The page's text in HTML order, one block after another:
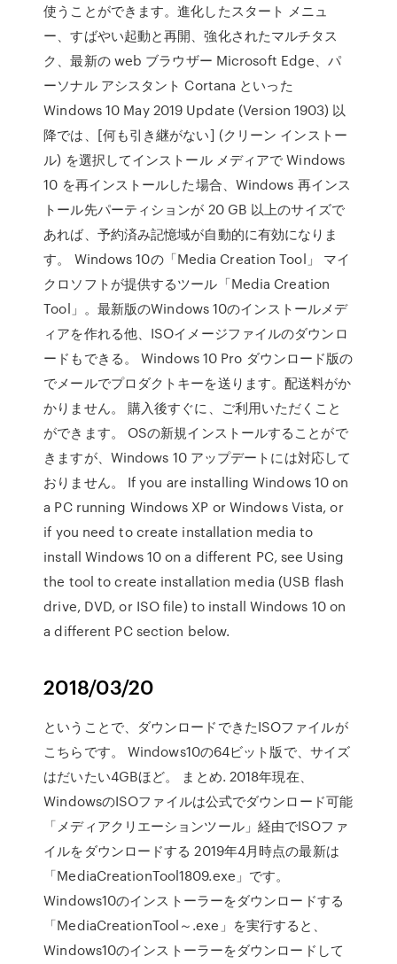
使うことができます。進化したスタート メニュ
ー、すばやい起動と再開、強化されたマルチタス
ク、最新の web ブラウザー Microsoft Edge、パ
ーソナル アシスタント Cortana といった
Windows 10 May 2019 Update (Version 1903) 以
降では、[何も引き継がない] (クリーン インストー
ル) を選択してインストール メディアで Windows
10 を再インストールした場合、Windows 再インス
トール先パーティションが 20 GB 以上のサイズで
あれば、予約済み記憶域が自動的に有効になりま
す。 Windows 10の「Media Creation Tool」 マイ
クロソフトが提供するツール「Media Creation
Tool」。最新版のWindows 10のインストールメデ
ィアを作れる他、ISOイメージファイルのダウンロ
ードもできる。 Windows 10 Pro ダウンロード版の
でメールでプロダクトキーを送ります。配送料がか
かりません。 購入後すぐに、ご利用いただくこと
ができます。 OSの新規インストールすることがで
きますが、Windows 10 アップデートには対応して
おりません。 If you are installing Windows 10 on
a PC running Windows XP or Windows Vista, or
if you need to create installation media to
install Windows 10 on a different PC, see Using
the tool to create installation media (USB flash
drive, DVD, or ISO file) to install Windows 10 on
a different PC section below.
2018/03/20
ということで、ダウンロードできたISOファイルが
こちらです。 Windows10の64ビット版で、サイズ
はだいたい4GBほど。 まとめ. 2018年現在、
WindowsのISOファイルは公式でダウンロード可能
「メディアクリエーションツール」経由でISOファ
イルをダウンロードする 2019年4月時点の最新は
「MediaCreationTool1809.exe」です。
Windows10のインストーラーをダウンロードする
「MediaCreationTool～.exe」を実行すると、
Windows10のインストーラーをダウンロードして